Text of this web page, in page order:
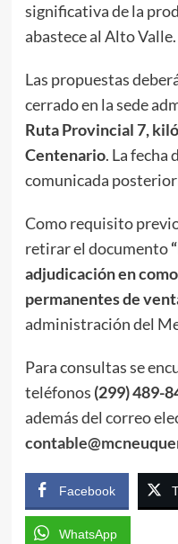
significativa de la
abastece al Alto Valle.
Las propuestas
cerrado en la sede
Ruta Provincial 7,
Centenario. La fecha
comunicada
Como requisito
retirar el documento
adjudicación en
permanentes de
administración del
Para consultas se
teléfonos (299) 489-
además del correo
Facebook
WhatsApp